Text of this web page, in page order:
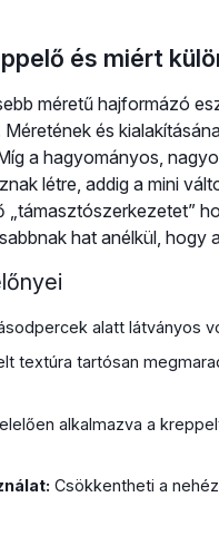
és miért
méretű hajformázó
és
a hagyományos,
létre, addig a mini
hat anélkül, hogy
alatt látványos
textúra tartósan
alkalmazva a
Csökkentheti a